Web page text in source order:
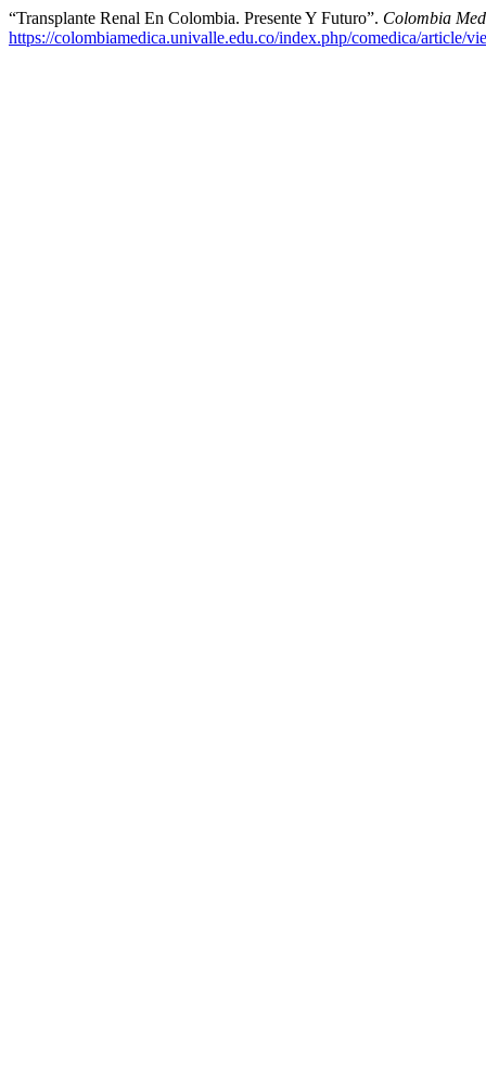
“Transplante Renal En Colombia. Presente Y Futuro”. Colombia
https://colombiamedica.univalle.edu.co/index.php/comedica/article/